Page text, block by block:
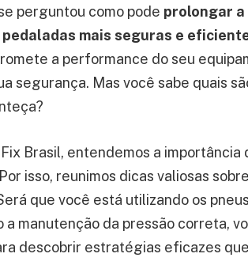
perguntou como pode prolongar a
pedaladas mais seguras e
a performance do seu
segurança. Mas você sabe quais
Brasil, entendemos a
isso, reunimos dicas valiosas
que você está utilizando os
a manutenção da pressão correta,
descobrir estratégias eficazes